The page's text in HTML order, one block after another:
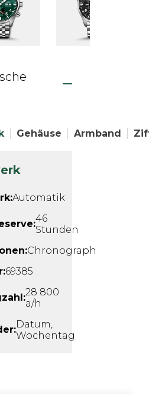
Gehäuse Armband
Automatik
46
Stunden
Chronograph
69385
28 800
a/h
Datum,
Wochentag